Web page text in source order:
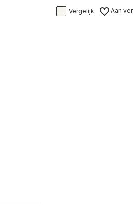
Vergelijk Aan